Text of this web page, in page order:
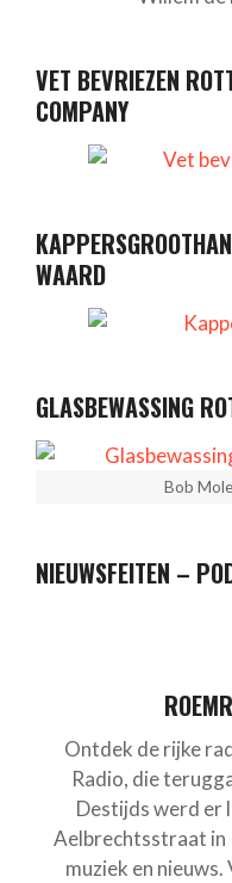
VET BEVRIEZEN
COMPANY
WAARD
GLASBEWASSING
Bob
NIEUWSFEITEN –
Ontdek de rijke
Radio, die
Destijds werd er
Aelbrechtsstraat in
muziek en